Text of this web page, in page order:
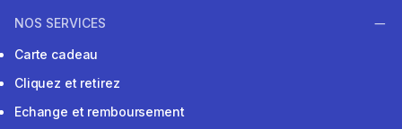
NOS SERVICES
Carte cadeau
Cliquez et retirez
Echange et remboursement